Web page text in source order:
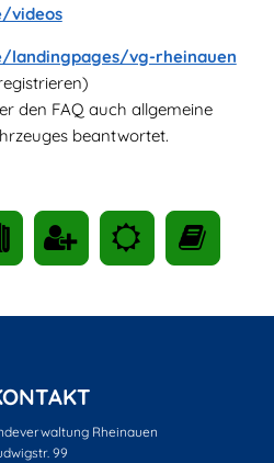
videos
landingpages/vg-rheinauen
den FAQ auch allgemeine
beantwortet.
Rheinauen
99